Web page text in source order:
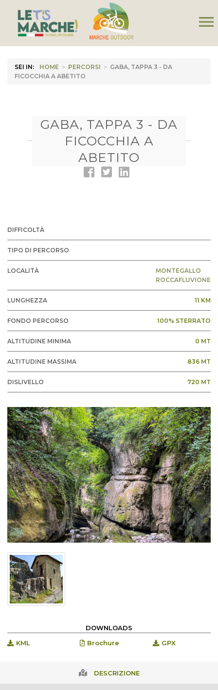
menu
SEI IN: HOME > PERCORSI > GABA, TAPPA 3 - DA
FICOCCHIA A ABETITO
GABA, TAPPA 3 - DA
FICOCCHIA A
ABETITO
DIFFICOLTÀ
TIPO DI PERCORSO
LOCALITÀ
MONTEGALLO
ROCCAFLUVIONE
LUNGHEZZA 11 KM
FONDO PERCORSO 100% STERRATO
ALTITUDINE MINIMA 0 MT
ALTITUDINE MASSIMA 836 MT
DISLIVELLO 720 MT
DOWNLOADS
KML
Brochure GPX
DESCRIZIONE